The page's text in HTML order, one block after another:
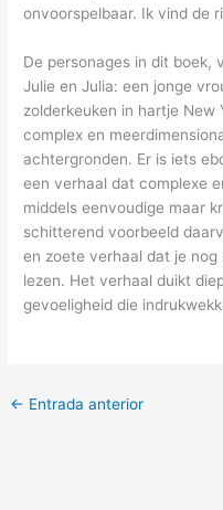
onvoorspelbaar. Ik vind de
De personages in dit boek,
Julie en Julia: een jonge
zolderkeuken in hartje New
complex en
achtergronden. Er is iets
een verhaal dat complexe
middels eenvoudige maar
schitterend voorbeeld
en zoete verhaal dat je
lezen. Het verhaal duikt
gevoeligheid die
← Entrada anterior